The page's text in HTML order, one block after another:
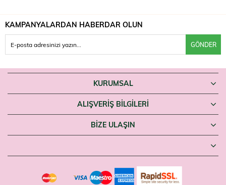
KAMPANYALARDAN HABERDAR OLUN
GÖNDER
KURUMSAL
ALIŞVERİŞ BİLGİLERİ
BIZE ULAŞIN